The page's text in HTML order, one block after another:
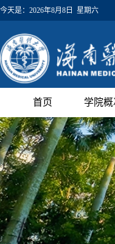
今天是： 2026年8月8日 星期六
首页 学院